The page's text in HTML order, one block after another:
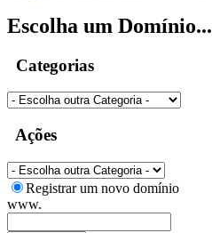
Escolha um Domínio...
Categorias
Ações
Registrar um novo domínio
www.